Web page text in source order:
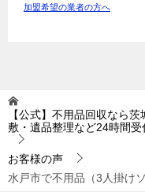
加盟希望の業者の方へ
【公式】不用品回収なら
敷・遺品整理など24時間受
お客様の声
水戸市で不用品（3人掛け